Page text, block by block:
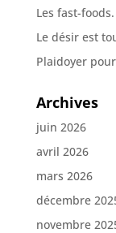
Les fast-
Le désir est
Plaidoyer
Archives
juin 2026
avril 2026
mars 2026
décembre
novembre